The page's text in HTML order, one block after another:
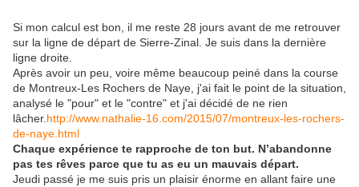
Si mon calcul est bon, il me reste 28 jours avant de me retrouver
sur la ligne de départ de Sierre-Zinal. Je suis dans la dernière
ligne droite.
Après avoir un peu, voire même beaucoup peiné dans la course
de Montreux-Les Rochers de Naye, j'ai fait le point de la situation,
analysé le "pour" et le "contre" et j'ai décidé de ne rien
lâcher. http://www.nathalie-16.com/2015/07/montreux-les-rochers-
de-naye.html
Chaque expérience te rapproche de ton but. N’abandonne
pas tes rêves parce que tu as eu un mauvais départ.
Jeudi passé je me suis pris un plaisir énorme en allant faire une